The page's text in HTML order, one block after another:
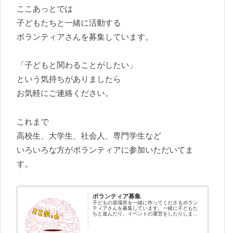
ここあっとでは
子どもたちと一緒に活動する
ボランティアさんを募集しています。
「子どもと関わることがしたい」
という気持ちがありましたら
お気軽にご連絡ください。
これまで
高校生、大学生、社会人、専門学生など
いろいろな方がボランティアに参加いただいてま
す。
ボランティア募集
子どもの居場所を一緒に作ってくださるボラン
ティアさんを募集しています。一緒に子どもた
ちと遊んだり、イベントの運営をしたりしまし